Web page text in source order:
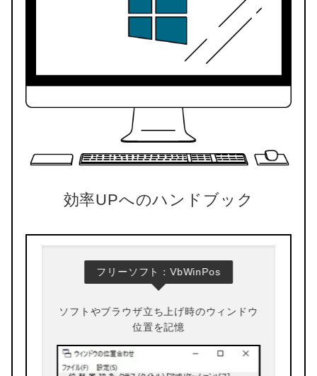
効率UPへのハンドブック
フリーソフト：VbWinPos
ソフトやブラウザ立ち上げ時のウィンドウ
位置を記憶